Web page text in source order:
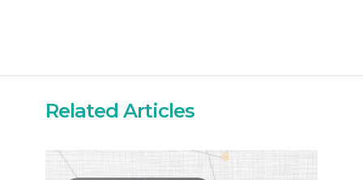
Related Articles